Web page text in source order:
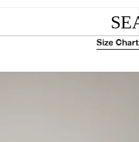
Size Chart